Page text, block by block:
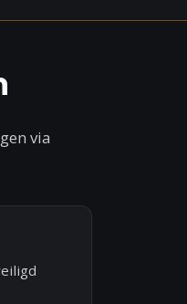
via